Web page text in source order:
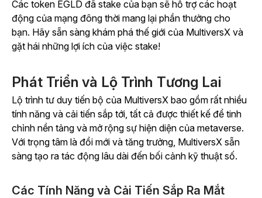
Các token EGLD đã stake của bạn sẽ hỗ trợ các hoạt
động của mạng đông thời mang lại phần thưởng cho
bạn. Hãy sẵn sàng khám phá thế giới của MultiversX và
gặt hái những lợi ích của việc stake!
Phát Triển và Lộ Trình Tương Lai
Lộ trình tư duy tiến bộ của MultiversX bao gồm rất nhiều
tính năng và cải tiến sắp tới, tất cả được thiết kế để tinh
chỉnh nền tảng và mở rộng sự hiện diện của metaverse.
Với trọng tâm là đổi mới và tăng trưởng, MultiversX sẵn
sàng tạo ra tác động lâu dài đến bối cảnh kỹ thuật số.
Các Tính Năng và Cải Tiến Sắp Ra Mắt